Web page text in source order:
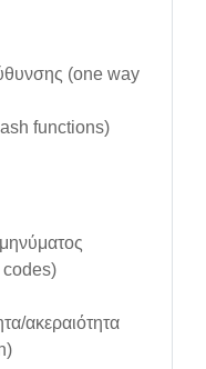
(one way
functions)
ακεραιότητα